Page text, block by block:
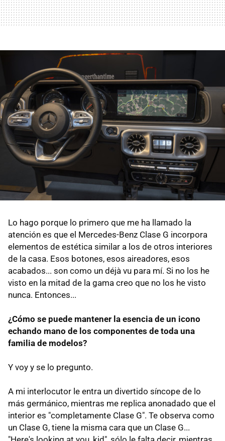
Lo hago porque lo primero que me ha llamado la
atención es que el Mercedes-Benz Clase G incorpora
elementos de estética similar a los de otros interiores
de la casa. Esos botones, esos aireadores, esos
acabados... son como un déjà vu para mí. Si no los he
visto en la mitad de la gama creo que no los he visto
nunca. Entonces...
¿Cómo se puede mantener la esencia de un icono
echando mano de los componentes de toda una
familia de modelos?
Y voy y se lo pregunto.
A mi interlocutor le entra un divertido síncope de lo
más germánico, mientras me replica anonadado que el
interior es "completamente Clase G". Te observa como
un Clase G, tiene la misma cara que un Clase G...